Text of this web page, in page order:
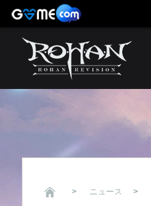
ニュース